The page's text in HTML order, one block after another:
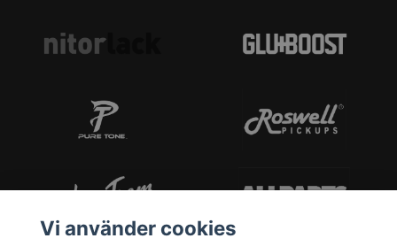
Vi använder cookies